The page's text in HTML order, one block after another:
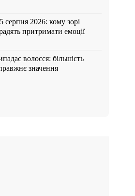
серпня 2026: кому зорі
притримати емоції
волосся: більшість
значення